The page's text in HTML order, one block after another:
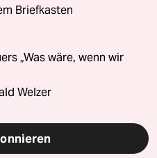
Briefkasten
„Was wäre, wenn wir
Welzer